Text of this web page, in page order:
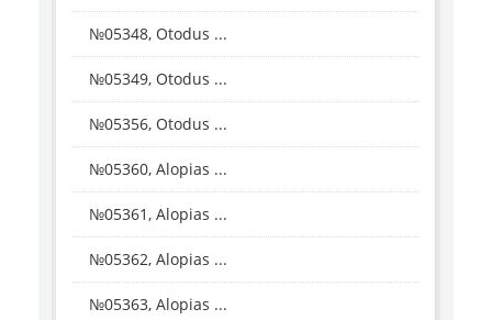
№05348, Otodus ...
№05349, Otodus ...
№05356, Otodus ...
№05360, Alopias ...
№05361, Alopias ...
№05362, Alopias ...
№05363, Alopias ...